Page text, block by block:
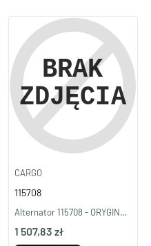
CARGO
115708
Alternator 115708 - ORYGINAŁ BOSCH
1 507,83 zł